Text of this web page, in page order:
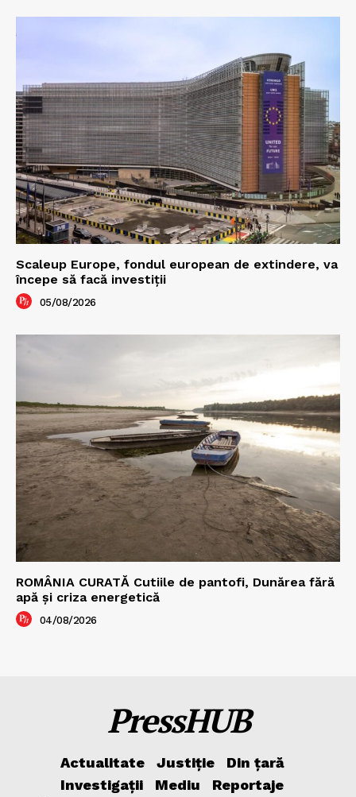
Scaleup Europe, fondul european de extindere, va
începe să facă investiții
05/08/2026
ROMÂNIA CURATĂ Cutiile de pantofi, Dunărea fără
apă și criza energetică
04/08/2026
PressHUB
Actualitate Justiție
Din țară
Investigații
Mediu
Reportaje